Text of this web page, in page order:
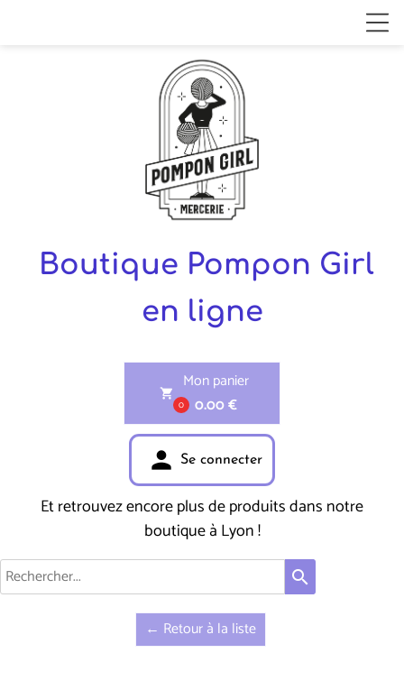
Boutique Pompon Girl
en ligne
shopping_cart
0
Mon panier
0.00 €
person Se connecter
Et retrouvez encore plus de produits dans notre
boutique à Lyon !
search
← Retour à la liste